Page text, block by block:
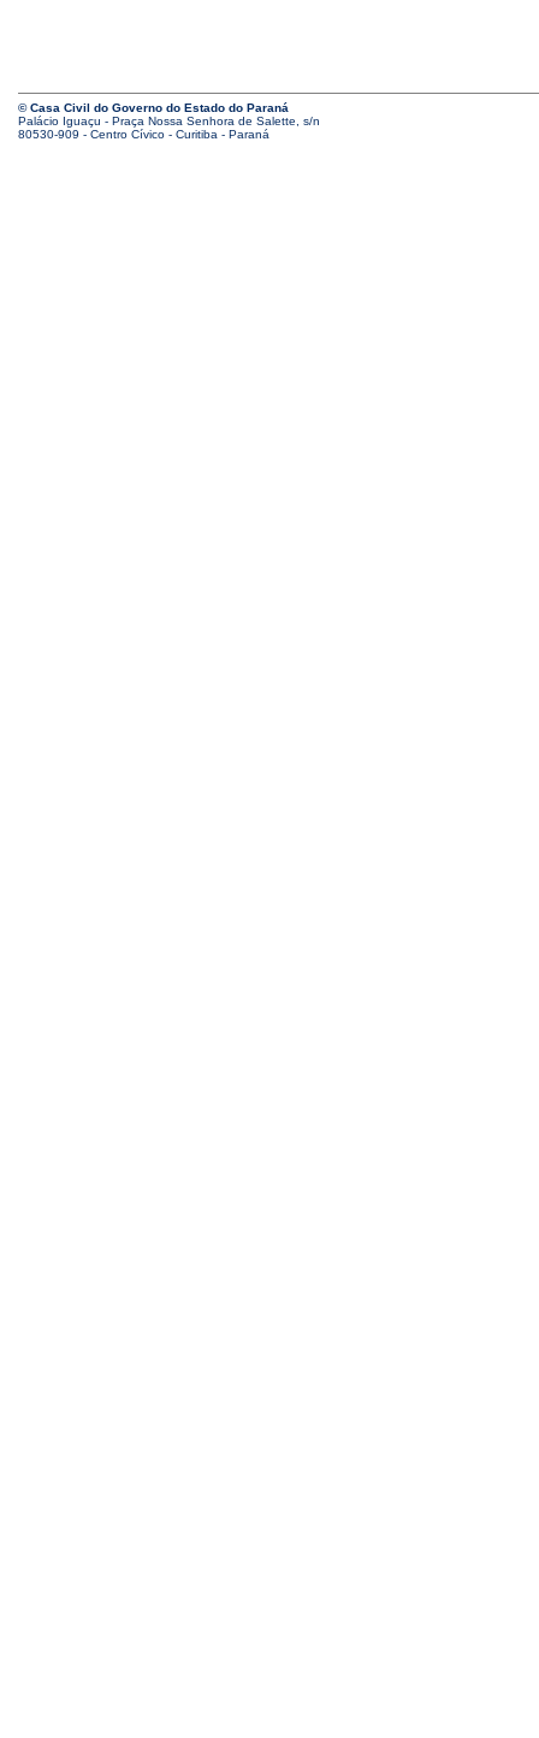
© Casa Civil do Governo do Estado do Paraná
Palácio Iguaçu - Praça Nossa Senhora de Salette, s/n
80530-909 - Centro Cívico - Curitiba - Paraná